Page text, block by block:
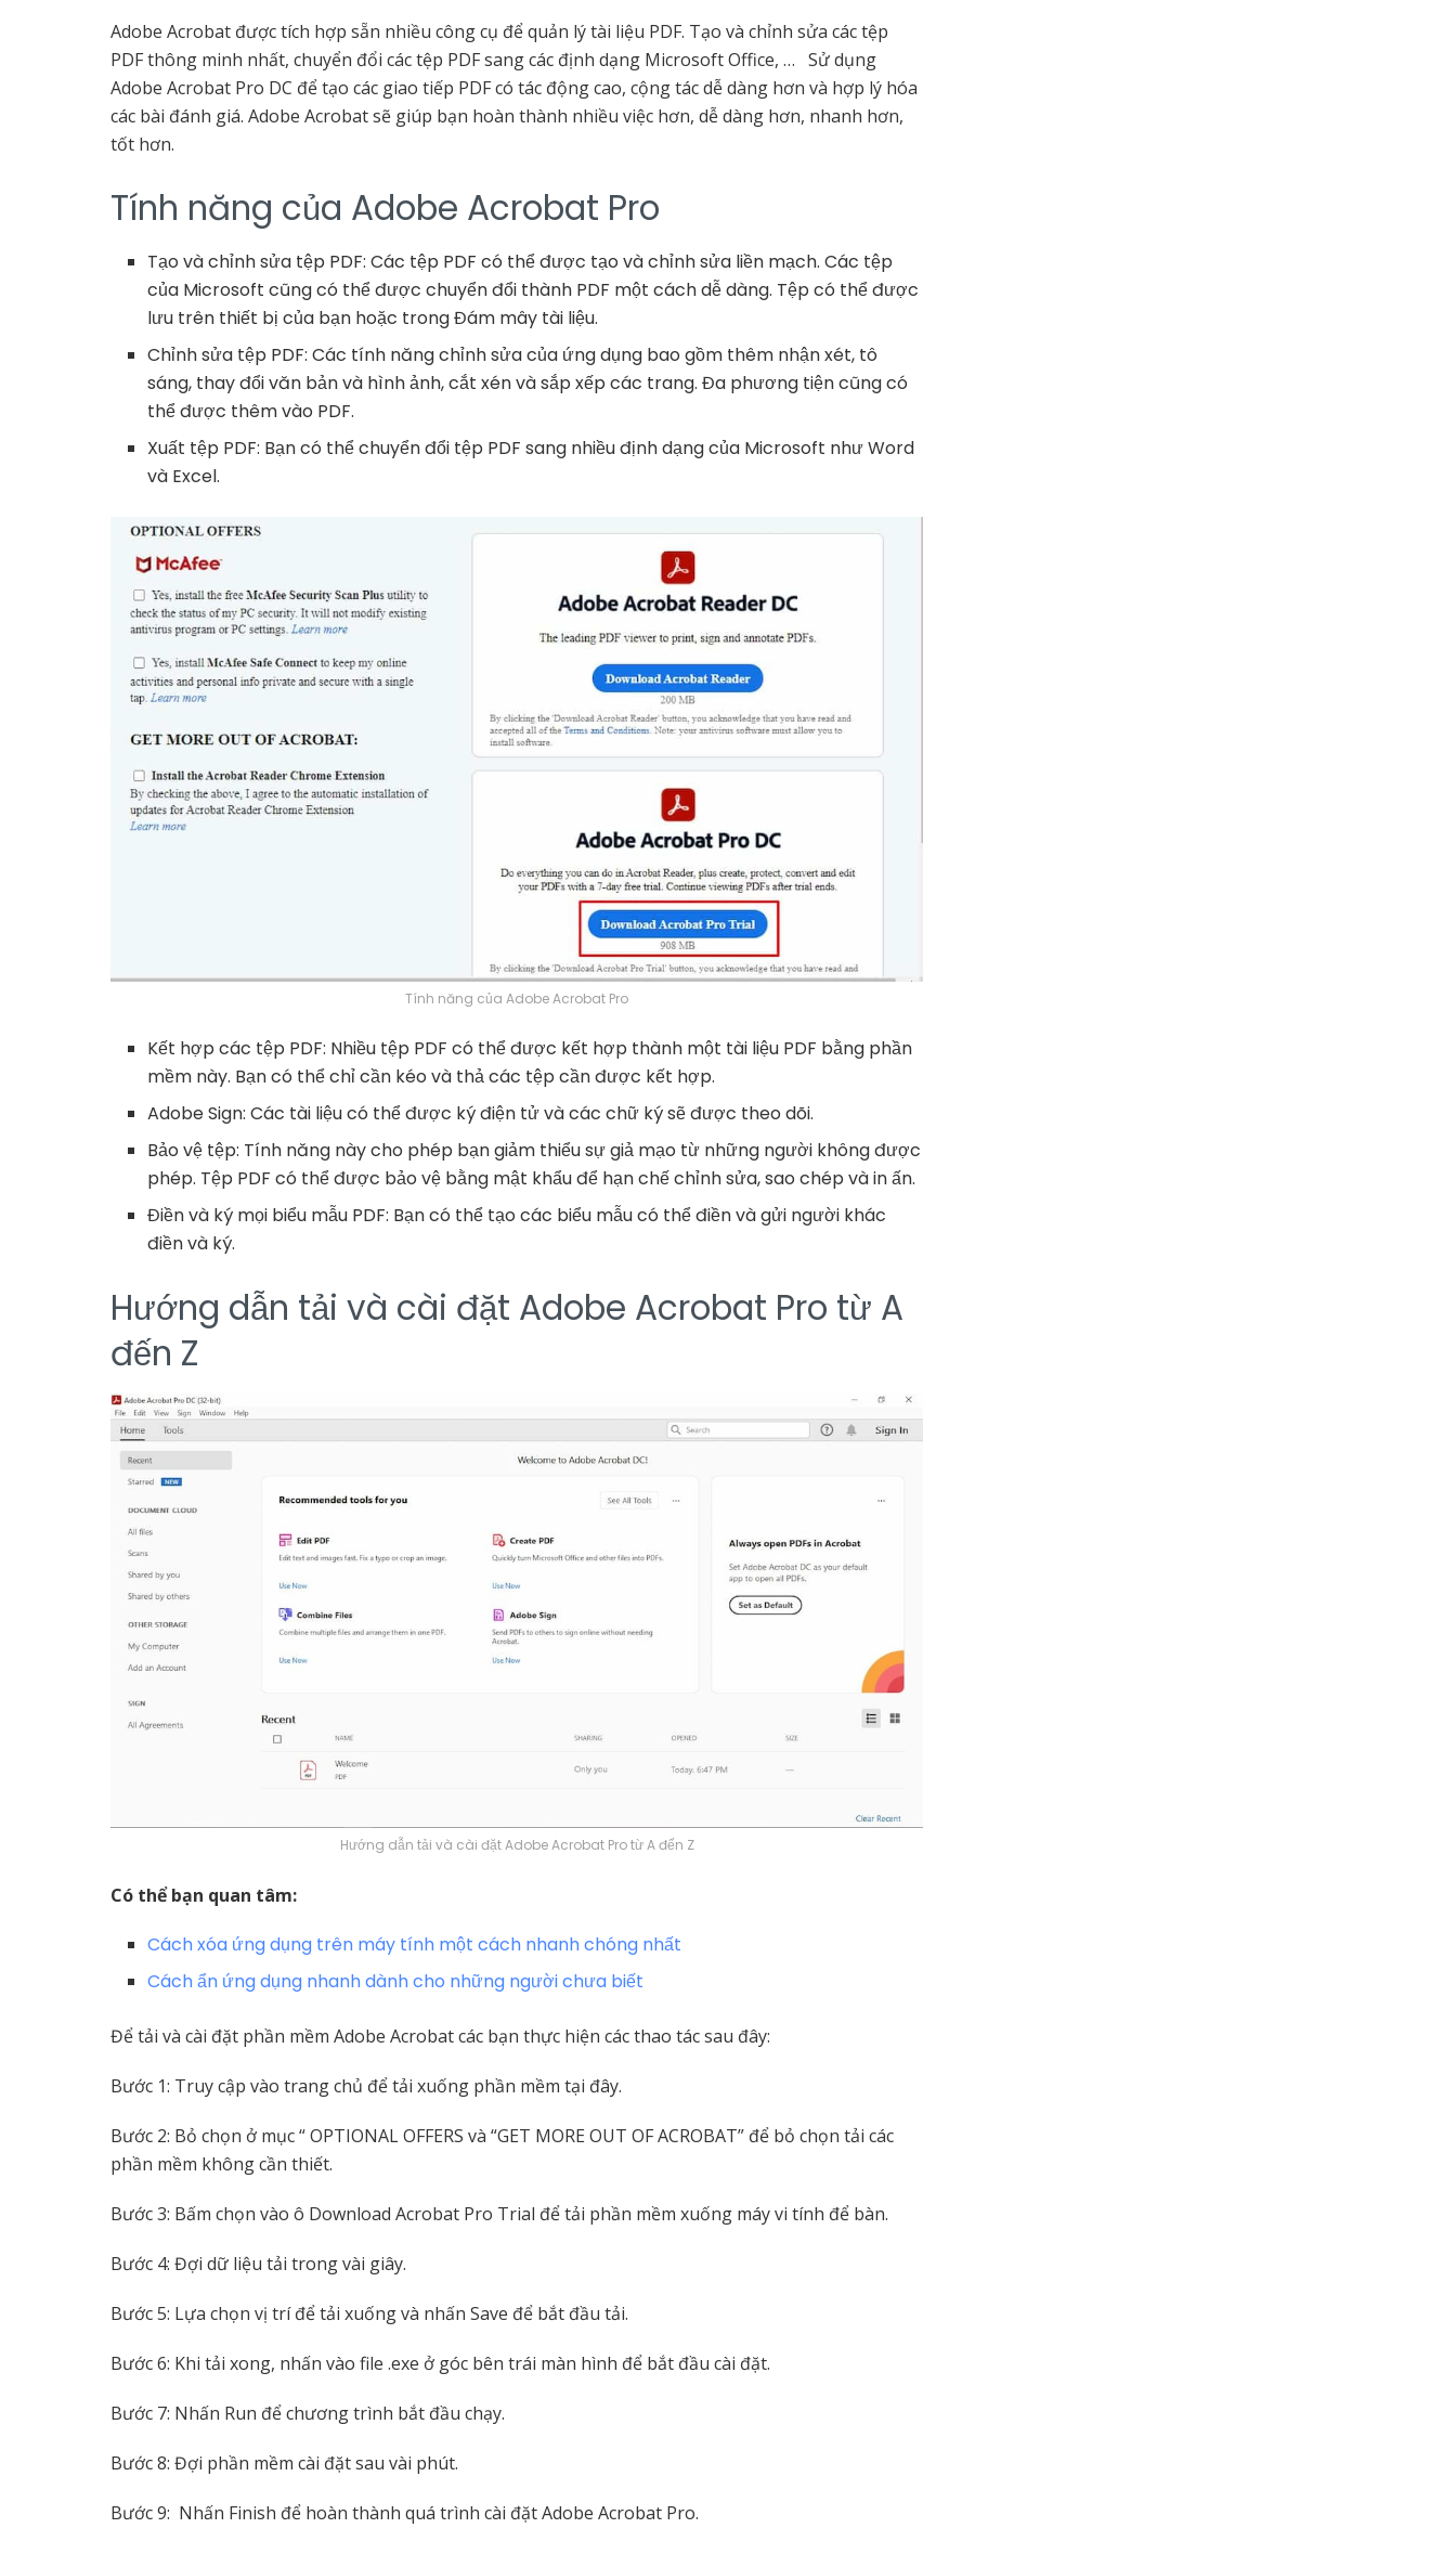
Adobe Acrobat được tích hợp sẵn nhiều công cụ để quản lý tài liệu PDF. Tạo và chỉnh sửa các tệp
PDF thông minh nhất, chuyển đổi các tệp PDF sang các định dạng Microsoft Office, … Sử dụng
Adobe Acrobat Pro DC để tạo các giao tiếp PDF có tác động cao, cộng tác dễ dàng hơn và hợp lý hóa
các bài đánh giá. Adobe Acrobat sẽ giúp bạn hoàn thành nhiều việc hơn, dễ dàng hơn, nhanh hơn,
tốt hơn.
Tính năng của Adobe Acrobat Pro
Tạo và chỉnh sửa tệp PDF: Các tệp PDF có thể được tạo và chỉnh sửa liền mạch. Các tệp
của Microsoft cũng có thể được chuyển đổi thành PDF một cách dễ dàng. Tệp có thể được
lưu trên thiết bị của bạn hoặc trong Đám mây tài liệu.
Chỉnh sửa tệp PDF: Các tính năng chỉnh sửa của ứng dụng bao gồm thêm nhận xét, tô
sáng, thay đổi văn bản và hình ảnh, cắt xén và sắp xếp các trang. Đa phương tiện cũng có
thể được thêm vào PDF.
Xuất tệp PDF: Bạn có thể chuyển đổi tệp PDF sang nhiều định dạng của Microsoft như Word
và Excel.
Tính năng của Adobe Acrobat Pro
Kết hợp các tệp PDF: Nhiều tệp PDF có thể được kết hợp thành một tài liệu PDF bằng phần
mềm này. Bạn có thể chỉ cần kéo và thả các tệp cần được kết hợp.
Adobe Sign: Các tài liệu có thể được ký điện tử và các chữ ký sẽ được theo dõi.
Bảo vệ tệp: Tính năng này cho phép bạn giảm thiểu sự giả mạo từ những người không được
phép. Tệp PDF có thể được bảo vệ bằng mật khẩu để hạn chế chỉnh sửa, sao chép và in ấn.
Điền và ký mọi biểu mẫu PDF: Bạn có thể tạo các biểu mẫu có thể điền và gửi người khác
điền và ký.
Hướng dẫn tải và cài đặt Adobe Acrobat Pro từ A
đến Z
Hướng dẫn tải và cài đặt Adobe Acrobat Pro từ A đến Z
Có thể bạn quan tâm:
Cách xóa ứng dụng trên máy tính một cách nhanh chóng nhất
Cách ẩn ứng dụng nhanh dành cho những người chưa biết
Để tải và cài đặt phần mềm Adobe Acrobat các bạn thực hiện các thao tác sau đây:
Bước 1: Truy cập vào trang chủ để tải xuống phần mềm tại đây.
Bước 2: Bỏ chọn ở mục “ OPTIONAL OFFERS và “GET MORE OUT OF ACROBAT” để bỏ chọn tải các
phần mềm không cần thiết.
Bước 3: Bấm chọn vào ô Download Acrobat Pro Trial để tải phần mềm xuống máy vi tính để bàn.
Bước 4: Đợi dữ liệu tải trong vài giây.
Bước 5: Lựa chọn vị trí để tải xuống và nhấn Save để bắt đầu tải.
Bước 6: Khi tải xong, nhấn vào file .exe ở góc bên trái màn hình để bắt đầu cài đặt.
Bước 7: Nhấn Run để chương trình bắt đầu chạy.
Bước 8: Đợi phần mềm cài đặt sau vài phút.
Bước 9: Nhấn Finish để hoàn thành quá trình cài đặt Adobe Acrobat Pro.